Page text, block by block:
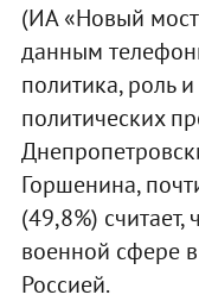
(ИА «Новый
данным
политика, роль
политических
Горшенина,
(49,8%) считает,
военной сфере
Россией.